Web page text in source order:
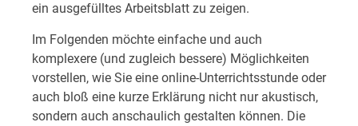
ein ausgefülltes Arbeitsblatt zu zeigen.
Im Folgenden möchte einfache und auch
komplexere (und zugleich bessere) Möglichkeiten
vorstellen, wie Sie eine online-Unterrichtsstunde oder
auch bloß eine kurze Erklärung nicht nur akustisch,
sondern auch anschaulich gestalten können. Die